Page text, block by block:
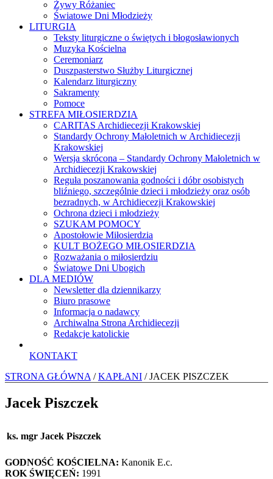
Żywy Różaniec
Światowe Dni Młodzieży
LITURGIA
Teksty liturgiczne o świętych i błogosławionych
Muzyka Kościelna
Ceremoniarz
Duszpasterstwo Służby Liturgicznej
Kalendarz liturgiczny
Sakramenty
Pomoce
STREFA MIŁOSIERDZIA
CARITAS Archidiecezji Krakowskiej
Standardy Ochrony Małoletnich w Archidiecezji
Krakowskiej
Wersja skrócona – Standardy Ochrony Małoletnich w
Archidiecezji Krakowskiej
Reguła poszanowania godności i dóbr osobistych
bliźniego, szczególnie dzieci i młodzieży oraz osób
bezradnych, w Archidiecezji Krakowskiej
Ochrona dzieci i młodzieży
SZUKAM POMOCY
Apostołowie Miłosierdzia
KULT BOŻEGO MIŁOSIERDZIA
Rozważania o miłosierdziu
Światowe Dni Ubogich
DLA MEDIÓW
Newsletter dla dziennikarzy
Biuro prasowe
Informacja o nadawcy
Archiwalna Strona Archidiecezji
Redakcje katolickie
KONTAKT
STRONA GŁÓWNA /KAPŁANI / JACEK PISZCZEK
Jacek Piszczek
ks. mgr Jacek Piszczek
GODNOŚĆ KOŚCIELNA: Kanonik E.c.
ROK ŚWIĘCEŃ: 1991